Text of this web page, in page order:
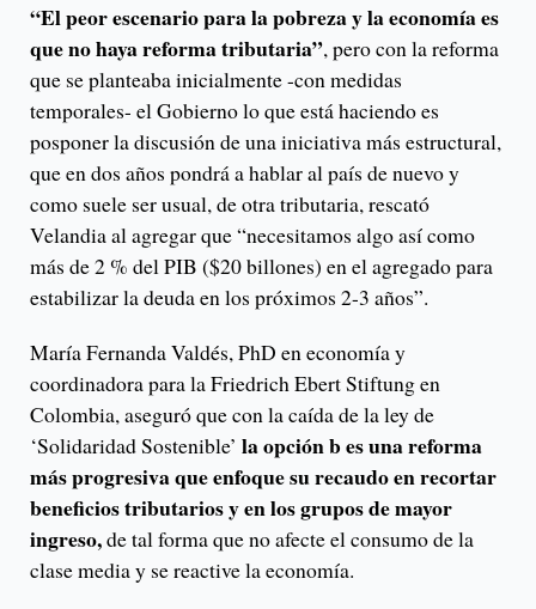
“El peor escenario para la pobreza y la economía es
que no haya reforma tributaria”, pero con la reforma
que se planteaba inicialmente -con medidas
temporales- el Gobierno lo que está haciendo es
posponer la discusión de una iniciativa más estructural,
que en dos años pondrá a hablar al país de nuevo y
como suele ser usual, de otra tributaria, rescató
Velandia al agregar que “necesitamos algo así como
más de 2 % del PIB ($20 billones) en el agregado para
estabilizar la deuda en los próximos 2-3 años”.
María Fernanda Valdés, PhD en economía y
coordinadora para la Friedrich Ebert Stiftung en
Colombia, aseguró que con la caída de la ley de
‘Solidaridad Sostenible’ la opción b es una reforma
más progresiva que enfoque su recaudo en recortar
beneficios tributarios y en los grupos de mayor
ingreso,de tal forma que no afecte el consumo de la
clase media y se reactive la economía.